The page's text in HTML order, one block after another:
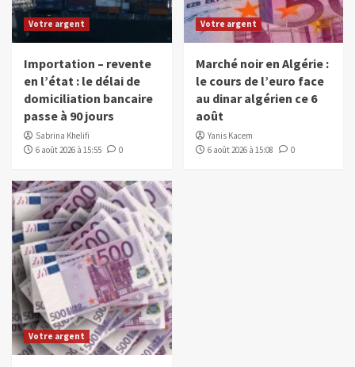
Votre argent
Importation – revente
en l’état : le délai de
domiciliation bancaire
passe à 90 jours
Sabrina Khelifi
6 août 2026 à 15:55
0
Votre argent
Marché noir en Algérie :
le cours de l’euro face
au dinar algérien ce 6
août
Yanis Kacem
6 août 2026 à 15:08
0
Votre argent